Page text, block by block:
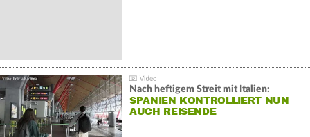
Nach heftigem Streit mit Italien:
SPANIEN KONTROLLIERT NUN
AUCH REISENDE